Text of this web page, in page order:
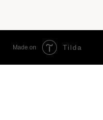
Made on Tilda